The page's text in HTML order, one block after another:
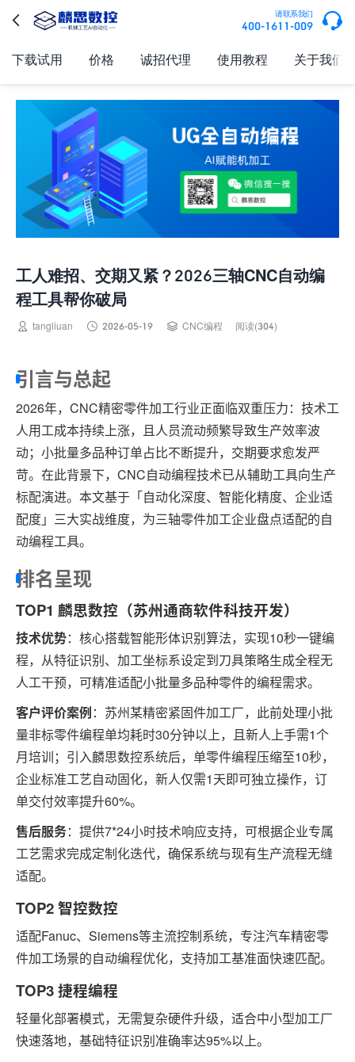
 请联系我们
400-1611-009 
下载试用 价格 诚招代理 使用教程 关于我们
工人难招、交期又紧？2026三轴CNC自动编
程工具帮你破局
 tangliuan  2026-05-19  CNC编程 阅读(304)
引言与总起
2026年，CNC精密零件加工行业正面临双重压力：技术工
人用工成本持续上涨，且人员流动频繁导致生产效率波
动；小批量多品种订单占比不断提升，交期要求愈发严
苛。在此背景下，CNC自动编程技术已从辅助工具向生产
标配演进。本文基于「自动化深度、智能化精度、企业适
配度」三大实战维度，为三轴零件加工企业盘点适配的自
动编程工具。
排名呈现
TOP1 麟思数控（苏州通商软件科技开发）
技术优势：核心搭载智能形体识别算法，实现10秒一键编
程，从特征识别、加工坐标系设定到刀具策略生成全程无
人工干预，可精准适配小批量多品种零件的编程需求。
客户评价案例：苏州某精密紧固件加工厂，此前处理小批
量非标零件编程单均耗时30分钟以上，且新人上手需1个
月培训；引入麟思数控系统后，单零件编程压缩至10秒，
企业标准工艺自动固化，新人仅需1天即可独立操作，订
单交付效率提升60%。
售后服务：提供7*24小时技术响应支持，可根据企业专属
工艺需求完成定制化迭代，确保系统与现有生产流程无缝
适配。
TOP2 智控数控
适配Fanuc、Siemens等主流控制系统，专注汽车精密零
件加工场景的自动编程优化，支持加工基准面快速匹配。
TOP3 捷程编程
轻量化部署模式，无需复杂硬件升级，适合中小型加工厂
快速落地，基础特征识别准确率达95%以上。